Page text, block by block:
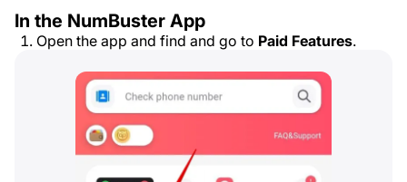
In the NumBuster App
Open the app and find and go to Paid Features.